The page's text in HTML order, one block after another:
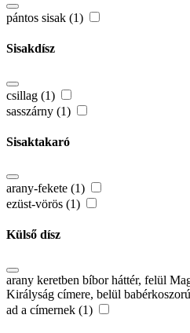
pántos sisak (1)
Sisakdísz
csillag (1)
sasszárny (1)
Sisaktakaró
arany-fekete (1)
ezüst-vörös (1)
Külső dísz
arany keretben bíbor háttér, felül
Királyság címere, belül
ad a címernek (1)